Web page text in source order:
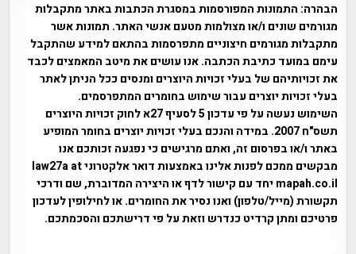
הבהרה: התמונות המפורסמות במסגרת הכתבות באתר מתקבלות
מגורמים שונים ו/או מצולמות מטעם אנשי האתר. תמונות אשר
מתקבלות מגורמים חיצוניים מתפרסמות בהתאם למידע שהתקבל
עימם במועד כתיבת הכתבה. אנו עושים את מיטב המאמצים לכבד
את זכויותיהם של בעלי זכויות היוצרים ומנסים ככל הניתן לאתר
בעלי זכויות יוצרים עבור שימוש בחומרים המתפרסמים.
השימוש נעשה על פי עדכון 5 לסעיף 27א לחוק זכויות היוצרים
תשס"ח 2007. במידה והנכם בעלי זכויות יוצרים בחומר המופיע
באתר ו/או בפרסום זה, ואתם מרגישים כי נפגעה זכותכם אנו
מבקשים ממכם לפנות אלינו באמצעות דואר אלקטרוני law27a at
mapah.co.il יחד עם קישור לדף או היצירה המדוברת, שם ודרכי
תקשורת (מייל/טלפון) ואנו נסיר את החומרים. או לחילופין לעדכון
פרטיכם ומתן קרדיט כנדרש וזאת על פי דרישתכם והסכמתכם.